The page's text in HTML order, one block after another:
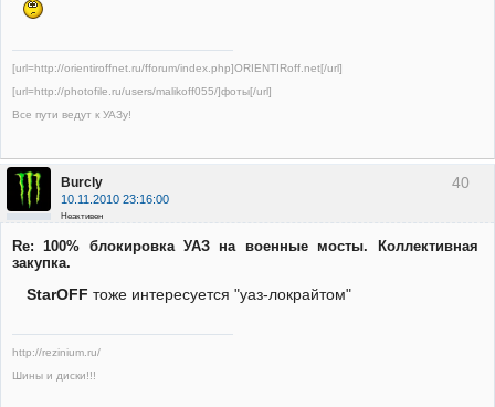
[url=http://orientiroffnet.ru/fforum/index.php]ORIENTIRoff.net[/url]
[url=http://photofile.ru/users/malikoff055/]фоты[/url]
Все пути ведут к УАЗу!
40
Burcly
10.11.2010 23:16:00
Неактивен
Re: 100% блокировка УАЗ на военные мосты. Коллективная
закупка.
StarOFF тоже интересуется "уаз-локрайтом"
http://rezinium.ru/
Шины и диски!!!